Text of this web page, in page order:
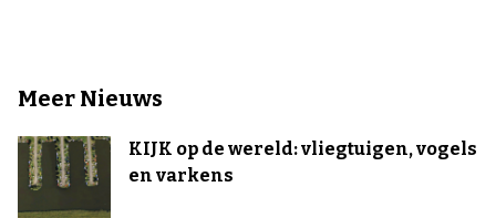
Meer Nieuws
KIJK op de wereld: vliegtuigen, vogels
en varkens